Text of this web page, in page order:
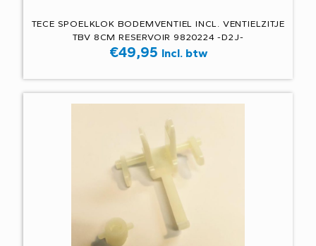
TECE SPOELKLOK BODEMVENTIEL INCL. VENTIELZITJE
TBV 8CM RESERVOIR 9820224 -D2J-
€49,95 Incl. btw